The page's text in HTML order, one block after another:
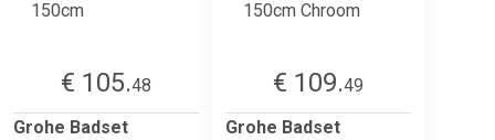
€ 105.48
Grohe Badset
€ 109.49
Grohe Badset